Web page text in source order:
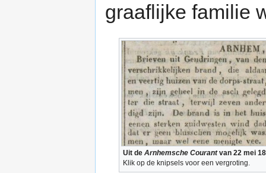
graaflijke familie
Uit de Arnhemsche Courantvan 22 mei
Klik op de knipsels voor een vergroting.